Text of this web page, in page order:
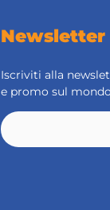
Newsletter
Iscriviti alla
e promo sul